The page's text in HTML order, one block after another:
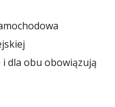
dla obu obowiązują